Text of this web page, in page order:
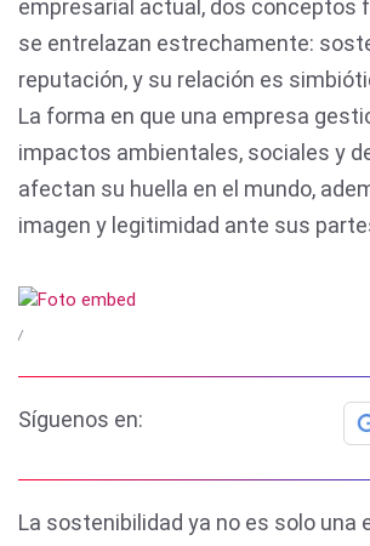
empresarial actual, dos conceptos
se entrelazan estrechamente:
reputación, y su relación es
La forma en que una empresa
impactos ambientales, sociales y
afectan su huella en el mundo,
imagen y legitimidad ante sus
/
Síguenos en:
La sostenibilidad ya no es solo una